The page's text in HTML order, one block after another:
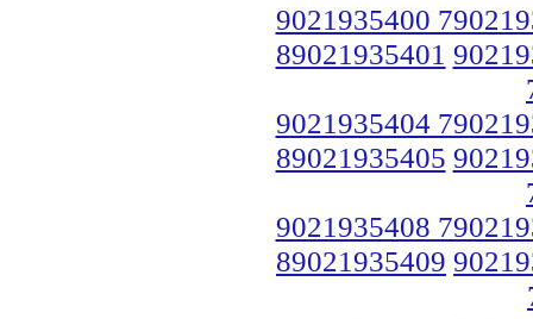
9021935400
89021935401
9021935404
89021935405
9021935408
89021935409